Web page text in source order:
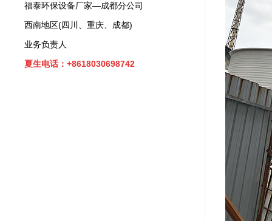
福泰环保设备厂家—成都分公司
西南地区(四川、重庆、成都)
业务负责人
夏生电话：+8618030698742